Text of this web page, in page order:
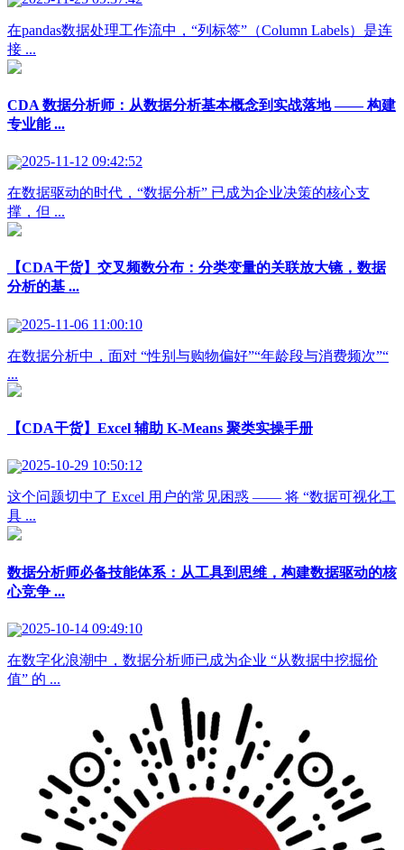
在pandas数据处理工作流中，“列标签”（Column Labels）是连
接 ...
CDA 数据分析师：从数据分析基本概念到实战落地 —— 构建
专业能 ...
2025-11-12 09:42:52
在数据驱动的时代，“数据分析” 已成为企业决策的核心支
撑，但 ...
【CDA干货】交叉频数分布：分类变量的关联放大镜，数据
分析的基 ...
2025-11-06 11:00:10
在数据分析中，面对 “性别与购物偏好”“年龄段与消费频次”“
...
【CDA干货】Excel 辅助 K-Means 聚类实操手册
2025-10-29 10:50:12
这个问题切中了 Excel 用户的常见困惑 —— 将 “数据可视化工
具 ...
数据分析师必备技能体系：从工具到思维，构建数据驱动的核
心竞争 ...
2025-10-14 09:49:10
在数字化浪潮中，数据分析师已成为企业 “从数据中挖掘价
值” 的 ...